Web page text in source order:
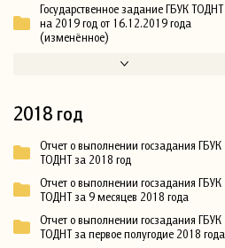
Государственное задание ГБУК ТОДНТ
на 2019 год от 16.12.2019 года
(изменённое)
2018 год
Отчет о выполнении госзадания ГБУК
ТОДНТ за 2018 год
Отчет о выполнении госзадания ГБУК
ТОДНТ за 9 месяцев 2018 года
Отчет о выполнении госзадания ГБУК
ТОДНТ за первое полугодие 2018 года